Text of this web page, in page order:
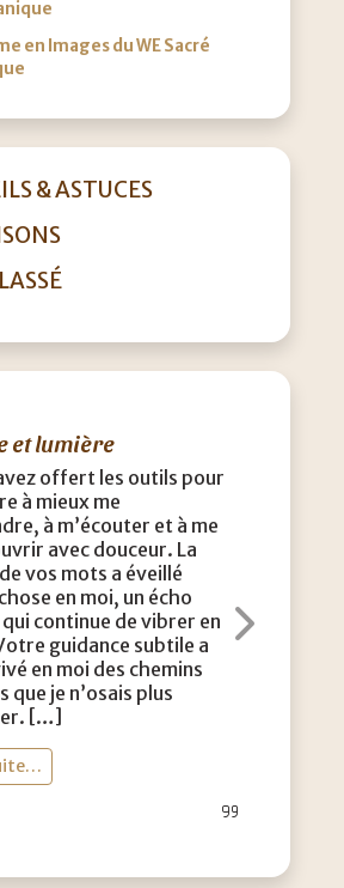
en Images du WE Sacré
& ASTUCES
et lumière
offert les outils pour
à mieux me
à m’écouter et à me
avec douceur. La
vos mots a éveillé
en moi, un écho
continue de vibrer en
guidance subtile a
en moi des chemins
que je n’osais plus
[…]